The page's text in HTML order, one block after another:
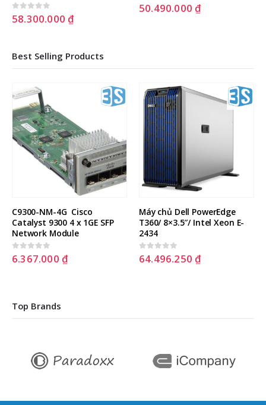
0out of 5
58.300.000₫
0out of 5
50.490.000₫
Best Selling Products
C9300-NM-4G  Cisco
Catalyst 9300 4 x 1GE SFP
Network Module
0out of 5
6.367.000 ₫
Máy chủ Dell PowerEdge
T360/ 8×3.5″/ Intel Xeon E-
2434
0out of 5
64.496.250₫
Top Brands